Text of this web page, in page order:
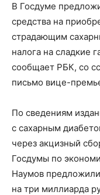
В Госдуме
средства на
страдающим
налога на сладкие
сообщает РБК, со
письмо вице-
По сведениям
с сахарным
через акцизный
Госдумы по
Наумов
на три миллиарда